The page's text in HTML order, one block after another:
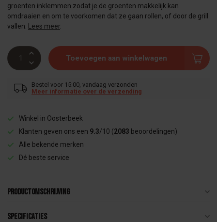
groenten inklemmen zodat je de groenten makkelijk kan
omdraaien en om te voorkomen dat ze gaan rollen, of door de grill
vallen.
Lees meer
Toevoegen aan winkelwagen
Bestel voor 15:00, vandaag verzonden
Meer informatie over de verzending
Winkel in Oosterbeek
Klanten geven ons een 9.3/10 (2083 beoordelingen)
Alle bekende merken
Dé beste service
Productomschrijving
Specificaties